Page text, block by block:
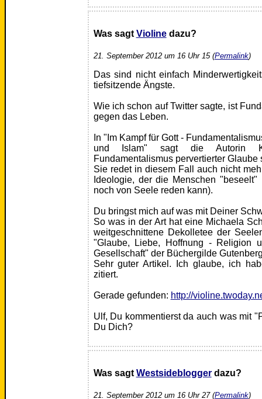
Was sagt Violinedazu?
21. September 2012 um 16 Uhr 15 (Permalink)
Das sind nicht einfach
tiefsitzende Ängste.
Wie ich schon auf Twitter sagte, ist
gegen das Leben.
In "Im Kampf für Gott -
und Islam" sagt die Autorin
Fundamentalismus pervertierter Glaube
Sie redet in diesem Fall auch nicht
Ideologie, der die Menschen
noch von Seele reden kann).
Du bringst mich auf was mit Deiner
So was in der Art hat eine Michaela
weitgeschnittene Dekolletee der
"Glaube, Liebe, Hoffnung - Religion
Gesellschaft" der Büchergilde
Sehr guter Artikel. Ich glaube, ich
zitiert.
Gerade gefunden: http://
Ulf, Du kommentierst da auch was mit
Du Dich?
Was sagt Westsidebloggerdazu?
21. September 2012 um 16 Uhr 27 (Permalink)